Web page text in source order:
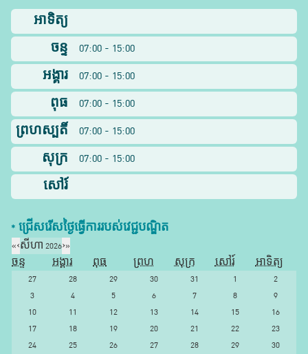
អាទិត្យ
ចន្ទ
07:00 - 15:00
អង្គារ
07:00 - 15:00
ពុធ
07:00 - 15:00
ព្រហស្បតិ៍
07:00 - 15:00
សុក្រ
07:00 - 15:00
សៅរ៍
* ជ្រើសរើស​ថ្ងៃ​ធ្វើការ​របស់​វេជ្ជបណ្ឌិត​
«‹សីហា 2026›»
ចន្ទ
អង្គារ ពុធ ព្រហ សុក្រ សៅរ៍
អាទិត្យ
27
28 29 30 31 1
2
3
4 5 6 7 8
9
10
11 12 13 14 15
16
17
18 19 20 21 22
23
24
25 26 27 28 29
30